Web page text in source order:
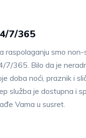
7/365
raspolaganju smo
7/365. Bilo da je
doba noći, praznik i
služba je dostupna i
Vama u susret.